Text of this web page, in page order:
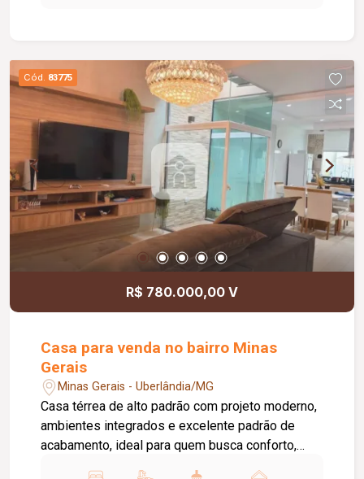
distribuídos; Excelente aproveitamento do
terreno; Excelente opção para quem busca
conforto, praticidade e qualidade de vida.
Cód. 83775
R$ 780.000,00 V
Casa para venda no bairro Minas
Gerais
Minas Gerais - Uberlândia/MG
Casa térrea de alto padrão com projeto moderno,
ambientes integrados e excelente padrão de
acabamento, ideal para quem busca conforto,